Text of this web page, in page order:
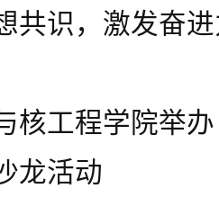
共识，激发奋
核工程学院举
龙活动